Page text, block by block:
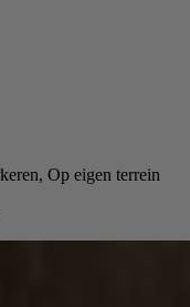
Op eigen terrein